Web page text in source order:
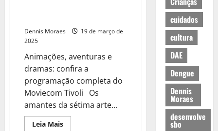
Dennis Moraes
19 de março de
2025
Animações, aventuras e
dramas: confira a
programação completa do
Moviecom Tivoli Os
amantes da sétima arte...
Leia Mais
cuidados
cultura
DAE
Dengue
Dennis
Moraes
desenvolve
sbo